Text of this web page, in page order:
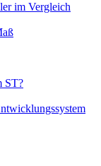
im Vergleich
ST?